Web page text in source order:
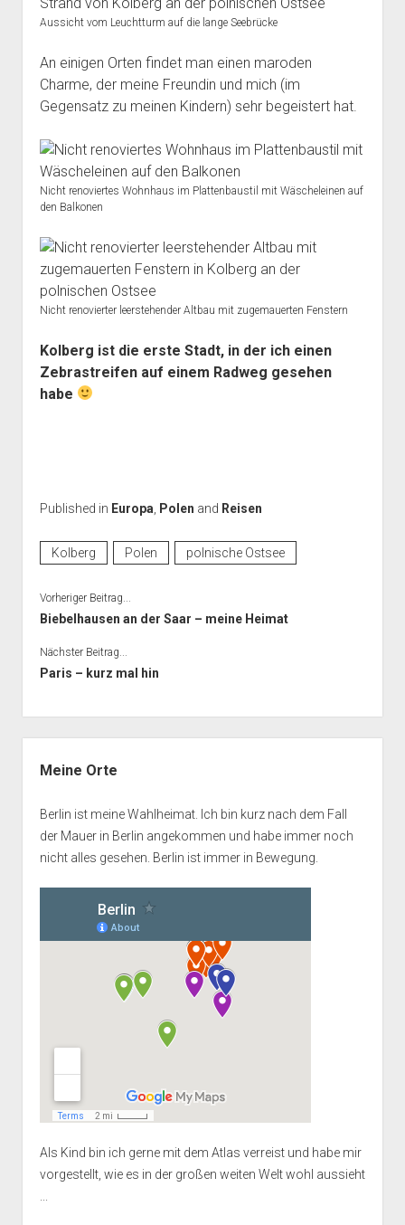
Aussicht vom Leuchtturm auf die lange Seebrücke
An einigen Orten findet man einen maroden
Charme, der meine Freundin und mich (im
Gegensatz zu meinen Kindern) sehr begeistert hat.
Nicht renoviertes Wohnhaus im Plattenbaustil mit Wäscheleinen auf
den Balkonen
Nicht renovierter leerstehender Altbau mit zugemauerten Fenstern
Kolberg ist die erste Stadt, in der ich einen
Zebrastreifen auf einem Radweg gesehen
habe
Published in Europa Polen and Reisen
Kolberg Polen polnische Ostsee
Vorheriger Beitrag...
Biebelhausen an der Saar – meine Heimat
Nächster Beitrag...
Paris – kurz mal hin
Meine Orte
Berlin ist meine Wahlheimat. Ich bin kurz nach dem Fall
der Mauer in Berlin angekommen und habe immer noch
nicht alles gesehen. Berlin ist immer in Bewegung.
Als Kind bin ich gerne mit dem Atlas verreist und habe mir
vorgestellt, wie es in der großen weiten Welt wohl aussieht